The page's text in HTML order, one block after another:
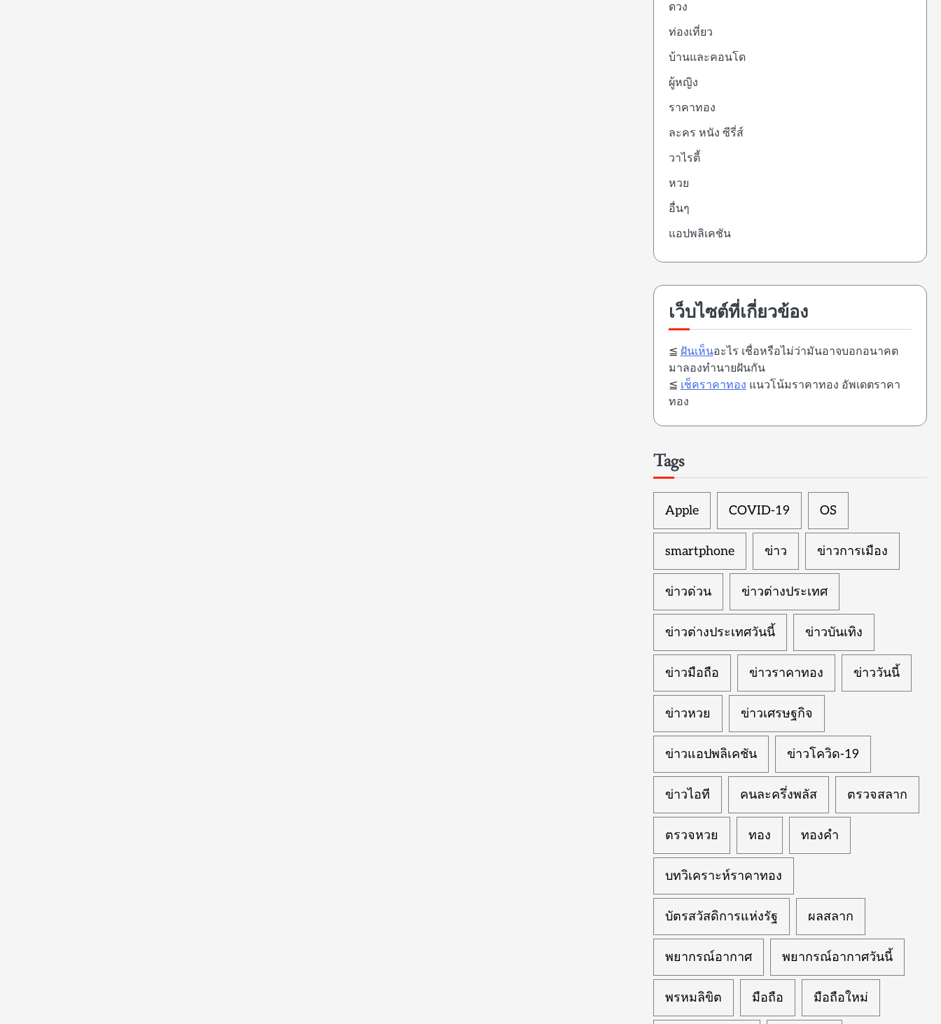
ดวง
ท่องเที่ยว
บ้านและคอนโด
ผู้หญิง
ราคาทอง
ละคร หนัง ซีรี่ส์
วาไรตี้
หวย
อื่นๆ
แอปพลิเคชัน
เว็บไซต์ที่เกี่ยวข้อง
≦ ฝันเห็นอะไร เชื่อหรือไม่ว่ามันอาจบอกอนาคต
มาลองทำนายฝันกัน
≦ เช็คราคาทอง แนวโน้มราคาทอง อัพเดตราคา
ทอง
Tags
Apple COVID-19 OS
smartphone ข่าว ข่าวการเมือง
ข่าวด่วน ข่าวต่างประเทศ
ข่าวต่างประเทศวันนี้ ข่าวบันเทิง
ข่าวมือถือ ข่าวราคาทอง ข่าววันนี้
ข่าวหวย ข่าวเศรษฐกิจ
ข่าวแอปพลิเคชัน ข่าวโควิด-19
ข่าวไอที คนละครึ่งพลัส ตรวจสลาก
ตรวจหวย ทอง ทองคำ
บทวิเคราะห์ราคาทอง
บัตรสวัสดิการแห่งรัฐ ผลสลาก
พยากรณ์อากาศ พยากรณ์อากาศวันนี้
พรหมลิขิต มือถือ มือถือใหม่